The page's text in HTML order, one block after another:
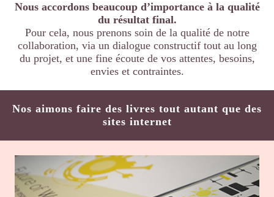
Nous accordons beaucoup d’importance à la qualité
du résultat final.
Pour cela, nous prenons soin de la qualité de notre
collaboration, via un dialogue constructif tout au long
du projet, et une fine écoute de vos attentes, besoins,
envies et contraintes.
Nos aimons faire des livres tout autant que des
sites internet